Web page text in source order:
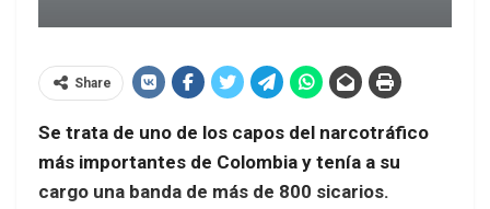
Share
Se trata de uno de los capos del narcotráfico
más importantes de Colombia y tenía a su
cargo una banda de más de 800 sicarios.